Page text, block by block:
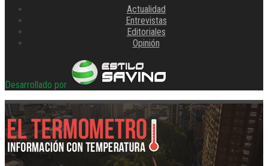
Actualidad
Entrevistas
Editoriales
Opinión
Desarrollado por